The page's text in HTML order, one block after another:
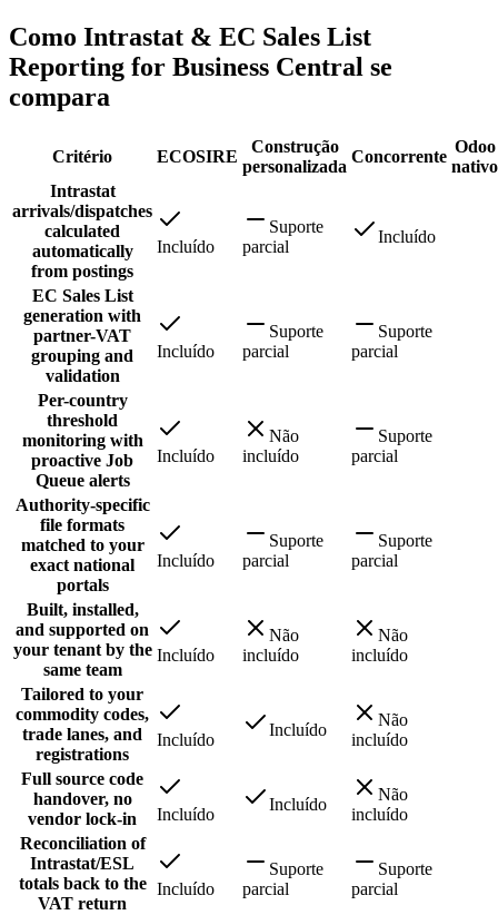
Como Intrastat & EC Sales List
Reporting for Business Central se
compara
Critério ECOSIRE
Construção
personalizada
Concorrente
Odoo
nativo
Intrastat
arrivals/dispatches
calculated
automatically
from postings
Incluído
Suporte
parcial
Incluído
EC Sales List
generation with
partner-VAT
grouping and
validation
Incluído
Suporte
parcial
Suporte
parcial
Per-country
threshold
monitoring with
proactive Job
Queue alerts
Incluído
Não
incluído
Suporte
parcial
Authority-specific
file formats
matched to your
exact national
portals
Incluído
Suporte
parcial
Suporte
parcial
Built, installed,
and supported on
your tenant by the
same team
Incluído
Não
incluído
Não
incluído
Tailored to your
commodity codes,
trade lanes, and
registrations
Incluído
Incluído
Não
incluído
Full source code
handover, no
vendor lock-in
Incluído
Incluído
Não
incluído
Reconciliation of
Intrastat/ESL
totals back to the
VAT return
Incluído
Suporte
parcial
Suporte
parcial